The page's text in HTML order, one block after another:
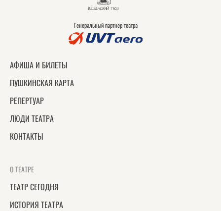
Генеральный партнер театра
АФИША И БИЛЕТЫ
ПУШКИНСКАЯ КАРТА
РЕПЕРТУАР
ЛЮДИ ТЕАТРА
КОНТАКТЫ
О ТЕАТРЕ
ТЕАТР СЕГОДНЯ
ИСТОРИЯ ТЕАТРА